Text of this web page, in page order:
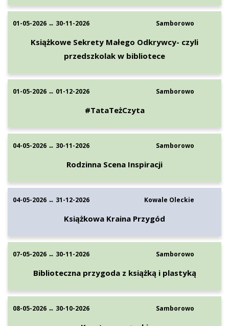
01-05-2026 ↔ 30-11-2026 Samborowo
Książkowe Sekrety Małego Odkrywcy- czyli
przedszkolak w bibliotece
01-05-2026 ↔ 01-12-2026 Samborowo
#TataTeżCzyta
04-05-2026 ↔ 30-11-2026 Samborowo
Rodzinna Scena Inspiracji
04-05-2026 ↔ 31-12-2026 Kowale Oleckie
Książkowa Kraina Przygód
07-05-2026 ↔ 30-11-2026 Samborowo
Biblioteczna przygoda z książką i plastyką
08-05-2026 ↔ 30-10-2026 Samborowo